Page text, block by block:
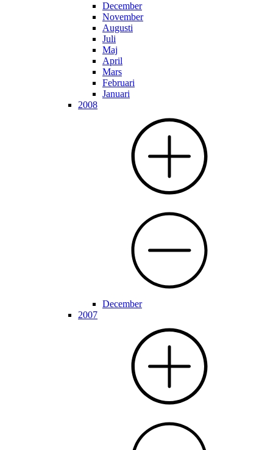
December
November
Augusti
Juli
Maj
April
Mars
Februari
Januari
2008
December
2007